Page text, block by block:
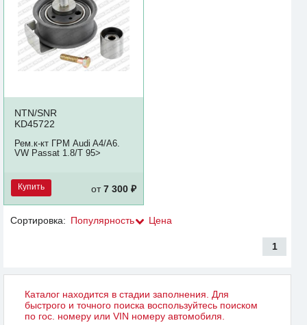
NTN/SNR
KD45722
Рем.к-кт ГРМ Audi A4/A6.
VW Passat 1.8/T 95>
Купить от7 300 ₽
Сортировка: Популярность Цена
1
Каталог находится в стадии заполнения. Для
быстрого и точного поиска воспользуйтесь поиском
по гос. номеру или VIN номеру автомобиля.